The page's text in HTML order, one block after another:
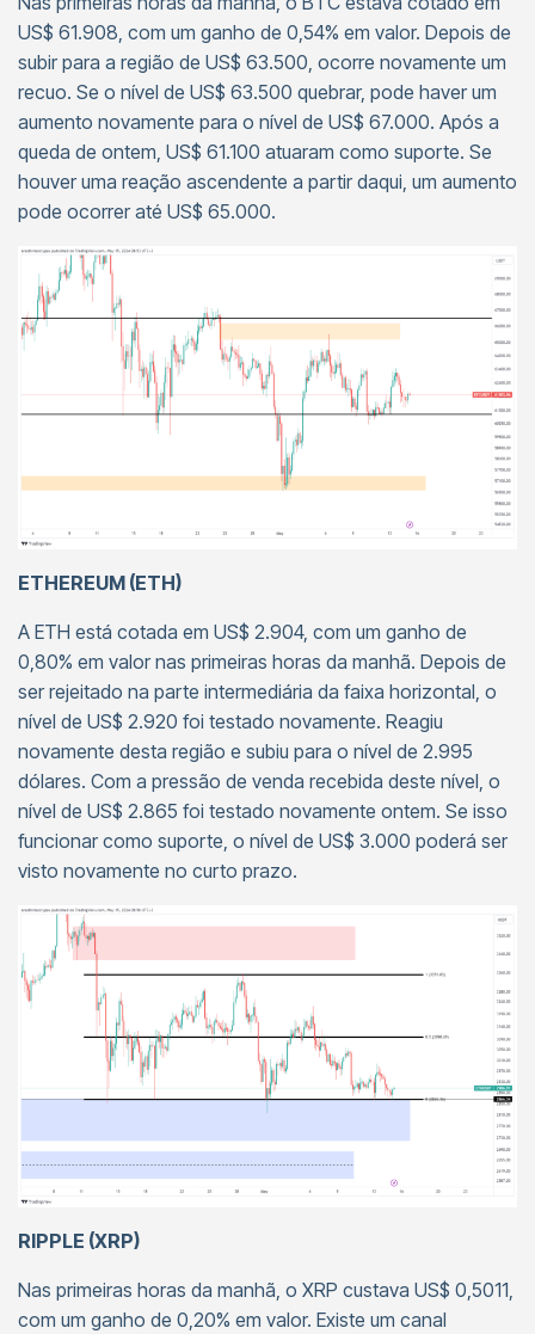
US$ 61.908, com um ganho de 0,54% em valor. Depois de
subir para a região de US$ 63.500, ocorre novamente um
recuo. Se o nível de US$ 63.500 quebrar, pode haver um
aumento novamente para o nível de US$ 67.000. Após a
queda de ontem, US$ 61.100 atuaram como suporte. Se
houver uma reação ascendente a partir daqui, um aumento
pode ocorrer até US$ 65.000.
ETHEREUM (ETH)
A ETH está cotada em US$ 2.904, com um ganho de
0,80% em valor nas primeiras horas da manhã. Depois de
ser rejeitado na parte intermediária da faixa horizontal, o
nível de US$ 2.920 foi testado novamente. Reagiu
novamente desta região e subiu para o nível de 2.995
dólares. Com a pressão de venda recebida deste nível, o
nível de US$ 2.865 foi testado novamente ontem. Se isso
funcionar como suporte, o nível de US$ 3.000 poderá ser
visto novamente no curto prazo.
RIPPLE (XRP)
Nas primeiras horas da manhã, o XRP custava US$ 0,5011,
com um ganho de 0,20% em valor. Existe um canal